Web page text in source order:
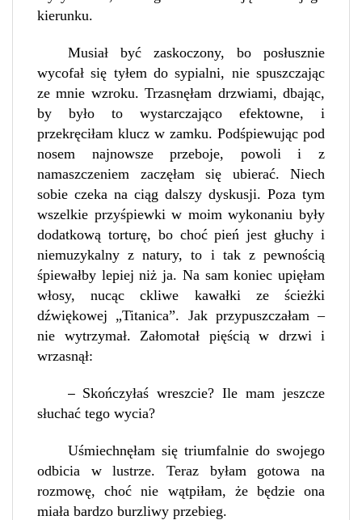
kierunku.
Musiał być zaskoczony, bo posłusznie
wycofał się tyłem do sypialni, nie spuszczając
ze mnie wzroku. Trzasnęłam drzwiami, dbając,
by było to wystarczająco efektowne, i
przekręciłam klucz w zamku. Podśpiewując pod
nosem najnowsze przeboje, powoli i z
namaszczeniem zaczęłam się ubierać. Niech
sobie czeka na ciąg dalszy dyskusji. Poza tym
wszelkie przyśpiewki w moim wykonaniu były
dodatkową torturę, bo choć pień jest głuchy i
niemuzykalny z natury, to i tak z pewnością
śpiewałby lepiej niż ja. Na sam koniec upięłam
włosy, nucąc ckliwe kawałki ze ścieżki
dźwiękowej „Titanica”. Jak przypuszczałam –
nie wytrzymał. Załomotał pięścią w drzwi i
wrzasnął:
– Skończyłaś wreszcie? Ile mam jeszcze
słuchać tego wycia?
Uśmiechnęłam się triumfalnie do swojego
odbicia w lustrze. Teraz byłam gotowa na
rozmowę, choć nie wątpiłam, że będzie ona
miała bardzo burzliwy przebieg.